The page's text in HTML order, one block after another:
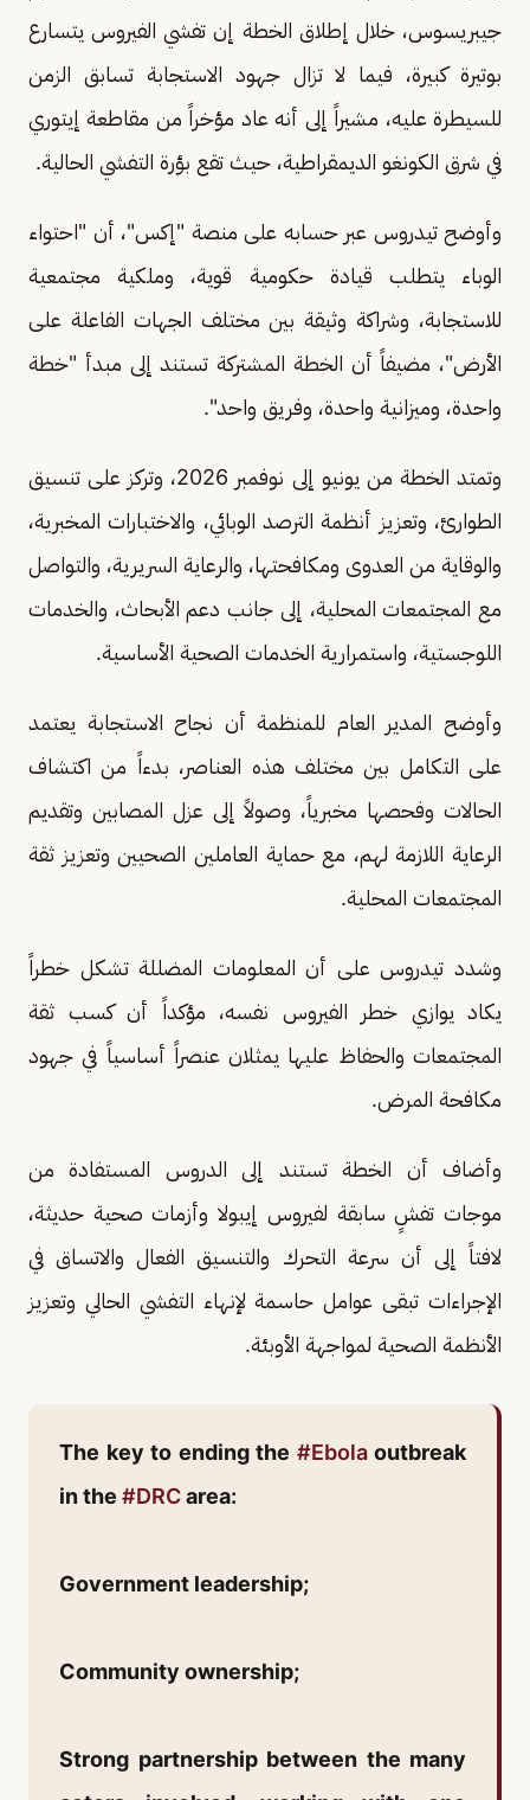
جيبريسوس، خلال إطلاق الخطة إن تفشي الفيروس يتسارع
بوتيرة كبيرة، فيما لا تزال جهود الاستجابة تسابق الزمن
للسيطرة عليه، مشيراً إلى أنه عاد مؤخراً من مقاطعة إيتوري
في شرق الكونغو الديمقراطية، حيث تقع بؤرة التفشي الحالية.
وأوضح تيدروس عبر حسابه على منصة "إكس"، أن "احتواء
الوباء يتطلب قيادة حكومية قوية، وملكية مجتمعية
للاستجابة، وشراكة وثيقة بين مختلف الجهات الفاعلة على
الأرض"، مضيفاً أن الخطة المشتركة تستند إلى مبدأ "خطة
واحدة، وميزانية واحدة، وفريق واحد".
وتمتد الخطة من يونيو إلى نوفمبر 2026، وتركز على تنسيق
الطوارئ، وتعزيز أنظمة الترصد الوبائي، والاختبارات المخبرية،
والوقاية من العدوى ومكافحتها، والرعاية السريرية، والتواصل
مع المجتمعات المحلية، إلى جانب دعم الأبحاث، والخدمات
اللوجستية، واستمرارية الخدمات الصحية الأساسية.
وأوضح المدير العام للمنظمة أن نجاح الاستجابة يعتمد
على التكامل بين مختلف هذه العناصر، بدءاً من اكتشاف
الحالات وفحصها مخبرياً، وصولاً إلى عزل المصابين وتقديم
الرعاية اللازمة لهم، مع حماية العاملين الصحيين وتعزيز ثقة
المجتمعات المحلية.
وشدد تيدروس على أن المعلومات المضللة تشكل خطراً
يكاد يوازي خطر الفيروس نفسه، مؤكداً أن كسب ثقة
المجتمعات والحفاظ عليها يمثلان عنصراً أساسياً في جهود
مكافحة المرض.
وأضاف أن الخطة تستند إلى الدروس المستفادة من
موجات تفشٍ سابقة لفيروس إيبولا وأزمات صحية حديثة،
لافتاً إلى أن سرعة التحرك والتنسيق الفعال والاتساق في
الإجراءات تبقى عوامل حاسمة لإنهاء التفشي الحالي وتعزيز
الأنظمة الصحية لمواجهة الأوبئة.
The key to ending the #Ebolaoutbreak
in the #DRCarea:
Government leadership;
Community ownership;
Strong partnership between the many